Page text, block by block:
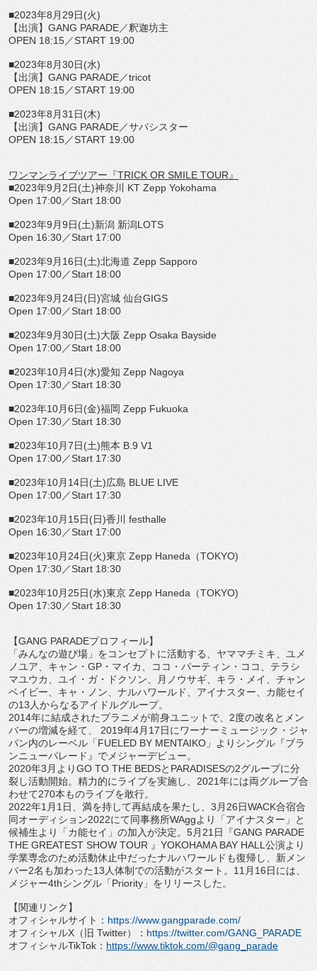
■2023年8月 29日(火)
【出演】 GANG PARADE／釈迦坊主
OPEN 18:15／START 19:00
■2023年8 月30日(水)
【出演】 GANG PARADE／tricot
OPEN 18:15／START 19:00
■2023年8月31 日(木)
【出演】 GANG PARADE／サバシスター
OPEN 18:15／START 19:00
ワンマンライブツアー『TRICK OR SMILE TOUR 』
■2023年9 月2日(土)神奈川
KT Zepp Yokohama
Open 17:00／Start 18:00
■2023年9 月9日(土)新潟 新潟LOTS
Open 16:30／Start 17:00
■2023年9 月 16日(土)北海道 Zepp Sapporo
Open 17:00／Start 18:00
■2023年9月 24日(日)宮城 仙台GIGS
Open 17:00／Start 18:00
■2023年9月30日(土)大阪 Zepp Osaka Bayside
Open 17:00／Start 18:00
■2023年10月4日(水)愛知 Zepp Nagoya
Open 17:30／Start 18:30
■2023年10月6日(金)福岡 Zepp Fukuoka
Open 17:30／Start 18:30
■2023年10月7日(土)熊本 B.9 V1
Open 17:00／Start 17:30
■2023年10月 14日(土)広島 BLUE LIVE
Open 17:00／Start 17:30
■2023年10月 15日(日)香川
festhalle
Open 16:30／Start 17:00
■2023年10月 24日(火)東京 Zepp Haneda （TOKYO)
Open 17:30／Start 18:30
■2023年10月 25日(水)東京 Zepp Haneda （TOKYO)
Open 17:30／Start 18:30
【GANG PARADEプロフィール】
「みんなの遊び場」をコンセプトに活動する、ヤママチミキ、 ユメ
ノユア、キャン・ GP ・マイカ、ココ・パーティン・ココ、 テラシ
マユウカ、ユイ・ガ・ドクソン、月ノウサギ、キラ・メイ、 チャン
ベイビー、キャ・ノン、ナルハワールド、アイナスター、 カ能セイ
の13 人からなるアイドルグループ。
2014年に結成されたプラニメが前身ユニットで、 2度の改名と メン
バーの増減を経て、
2019年4月 17日にワーナーミュージック・ジャ
パン内のレーベル「FUELED BY MENTAIKO 」よりシングル『ブラ
ンニューパレード』 でメジャーデビュー。
2020年3 月よりGO TO THE BEDSと PARADISESの2グループに分
裂し活動開始。 精力的にライブを実施し、 2021年には両グループ合
わせて270本ものライブを敢行。
2022年1 月 1 日、満を持して再結成を果たし、 3 月 26日WACK合宿合
同オーディション2022にて同事務所WAggより「アイナスター」と
候補生より「カ能セイ」の加入が決定。 5月 21 日『GANG PARADE
THE GREATEST SHOW TOUR 』 YOKOHAMA BAY HALL 公演より
学業専念のため活動休止中だったナルハワールド も復帰し、新メン
バー2名も加わった13 人体制での活動がスター ト。 11 月 16日には、
メジャー4thシングル「 Priority 」をリリースした。
【関連リンク】
オフィシャルサイト： https://www.gangparade.com/
オフィシャルX （旧 Twitter）： https://twitter.com/GANG_PARADE
オフィシャルTikTok ： https://www.tiktok.com/@gang_parade